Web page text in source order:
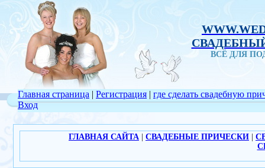
ВСЁ ДЛЯ
Главная страница | Регистрация |
Вход
где сделать свадебную
ГЛАВНАЯ САЙТА СВАДЕБНЫЕ ПРИЧЕСКИ